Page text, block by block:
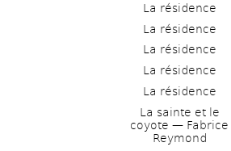
La résidence
La résidence
La résidence
La résidence
La résidence
La sainte et le
coyote — Fabrice
Reymond